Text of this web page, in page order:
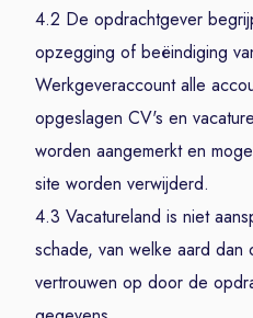
4.2 De opdrachtgever
opzegging of beëindiging
Werkgeveraccount alle
opgeslagen CV's en
worden aangemerkt en
site worden verwijderd.
4.3 Vacatureland is niet
schade, van welke aard
vertrouwen op door de